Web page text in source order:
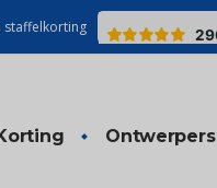
staffelkorting
Ontwerpers